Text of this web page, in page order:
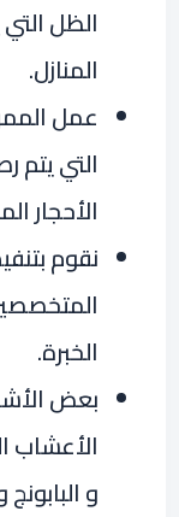
الظل
المنازل.
عمل
التي يتم
الأحجار
نقوم
الخبرة.
بعض
الأعشاب
و